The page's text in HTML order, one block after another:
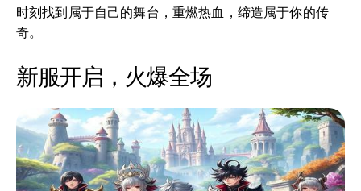
时刻找到属于自己的舞台，重燃热血，缔造属于你的传
奇。
新服开启，火爆全场